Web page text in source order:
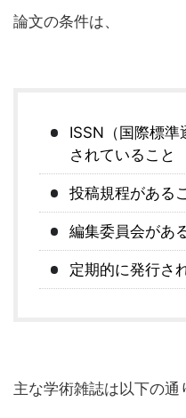
論文の条件は、
ISSN（国際標
されていること
投稿規程がある
編集委員会があ
定期的に発行さ
主な学術雑誌は以下の通